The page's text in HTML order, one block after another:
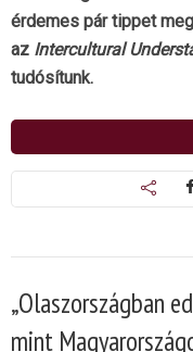
érdemes pár tippet
az Intercultural
tudósítunk.
„Olaszországban
mint